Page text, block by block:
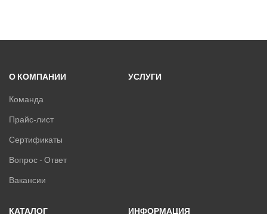
О КОМПАНИИ
Команда
Прайс-лист
Сертификаты
Вопрос - Ответ
Вакансии
УСЛУГИ
КАТАЛОГ
ИНФОРМАЦИЯ